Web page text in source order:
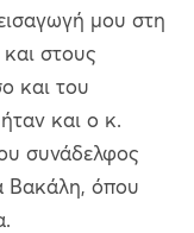
μου στη
στους
και του
και ο κ.
συνάδελφος
Βακάλη, όπου